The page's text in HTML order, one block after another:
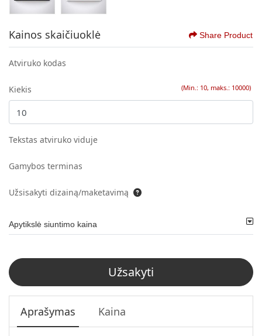
Kainos skaičiuoklė Share Product
Atviruko kodas
(Min.: 10, maks.: 10000)
Kiekis
Tekstas atviruko viduje
Gamybos terminas
Užsisakyti dizainą/maketavimą
Apytikslė siuntimo kaina
Užsakyti
Aprašymas Kaina